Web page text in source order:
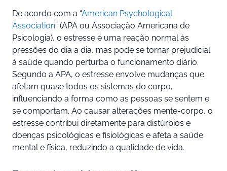
De acordo com a “American Psychological
Association” (APA ou Associação Americana de
Psicologia), o estresse é uma reação normal às
pressões do dia a dia, mas pode se tornar prejudicial
à saúde quando perturba o funcionamento diário.
Segundo a APA, o estresse envolve mudanças que
afetam quase todos os sistemas do corpo,
influenciando a forma como as pessoas se sentem e
se comportam. Ao causar alterações mente-corpo, o
estresse contribui diretamente para distúrbios e
doenças psicológicas e fisiológicas e afeta a saúde
mental e física, reduzindo a qualidade de vida.